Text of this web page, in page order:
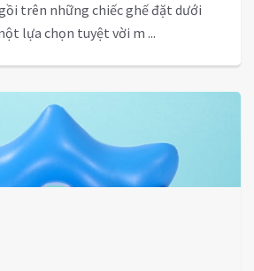
trên những chiếc ghế đặt dưới
lựa chọn tuyệt vời m ...